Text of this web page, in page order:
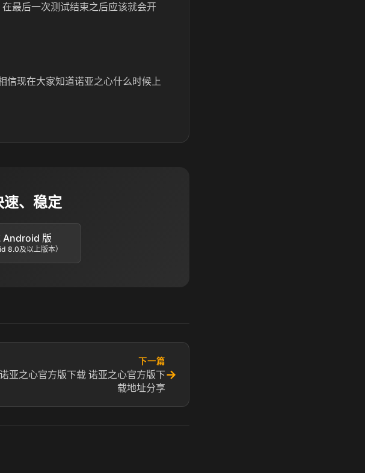
最后一次测试结束之后应该就会开
信现在大家知道诺亚之心什么时候上
速、稳定
Android 版
8.0及以上版本）
下一篇
诺亚之心官方版下载 诺亚之心官方版下
载地址分享
→